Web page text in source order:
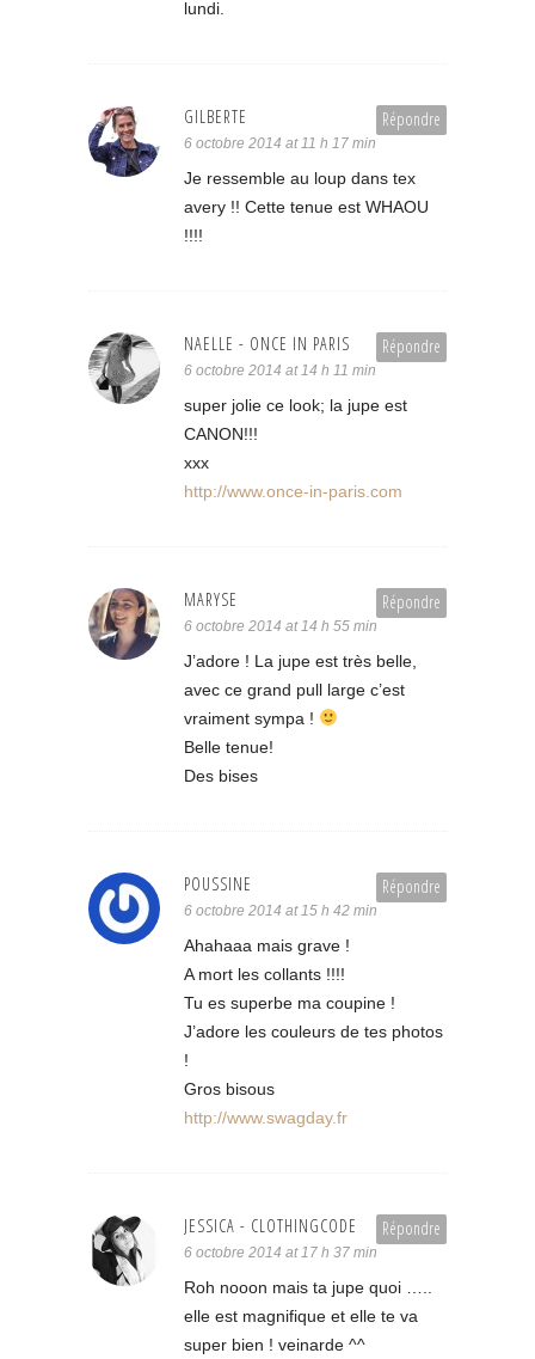
lundi.
Répondre
GILBERTE
6 octobre 2014 at 11 h 17 min
Je ressemble au loup dans tex
avery !! Cette tenue est WHAOU
!!!!
Répondre
NAELLE - ONCE IN PARIS
6 octobre 2014 at 14 h 11 min
super jolie ce look; la jupe est
CANON!!!
xxx
http://www.once-in-paris.com
Répondre
MARYSE
6 octobre 2014 at 14 h 55 min
J’adore ! La jupe est très belle,
avec ce grand pull large c’est
vraiment sympa !
Belle tenue!
Des bises
Répondre
POUSSINE
6 octobre 2014 at 15 h 42 min
Ahahaaa mais grave !
A mort les collants !!!!
Tu es superbe ma coupine !
J’adore les couleurs de tes photos
!
Gros bisous
http://www.swagday.fr
Répondre
JESSICA - CLOTHINGCODE
6 octobre 2014 at 17 h 37 min
Roh nooon mais ta jupe quoi …..
elle est magnifique et elle te va
super bien ! veinarde ^^